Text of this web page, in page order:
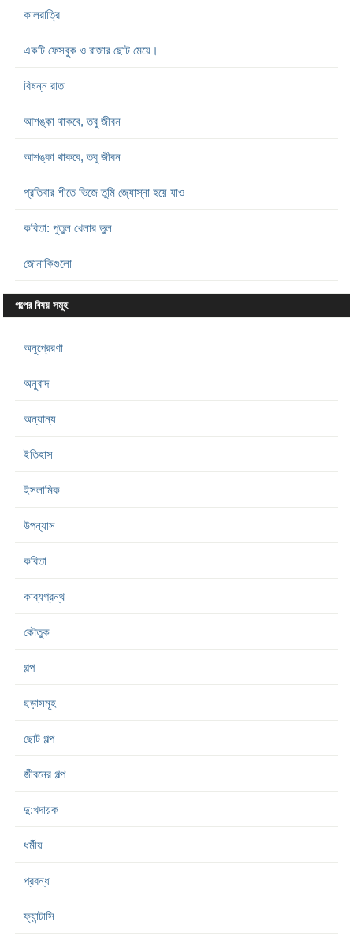
কালরাত্রি
একটি ফেসবুক ও রাজার ছোট মেয়ে।
বিষন্ন রাত
আশঙ্কা থাকবে, তবু জীবন
আশঙ্কা থাকবে, তবু জীবন
প্রতিবার শীতে ভিজে তুমি জ্যোস্না হয়ে যাও
কবিতা: পুতুল খেলার ভুল
জোনাকিগুলো
গল্পের বিষয় সমূহ
অনুপ্রেরণা
অনুবাদ
অন্যান্য
ইতিহাস
ইসলামিক
উপন্যাস
কবিতা
কাব্যগ্রন্থ
কৌতুক
গল্প
ছড়াসমূহ
ছোট গল্প
জীবনের গল্প
দু:খদায়ক
ধর্মীয়
প্রবন্ধ
ফ্যান্টাসি